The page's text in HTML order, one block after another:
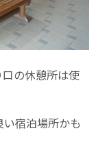
の休憩所は使
宿泊場所かも